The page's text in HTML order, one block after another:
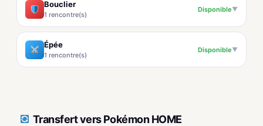
Bouclier
1 rencontre(s)
Disponible▼
Épée
1 rencontre(s)
Disponible▼
Transfert vers Pokémon HOME